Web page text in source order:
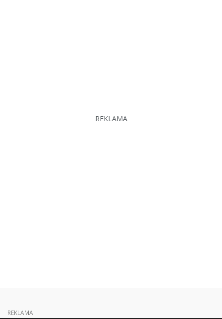
REKLAMA
REKLAMA